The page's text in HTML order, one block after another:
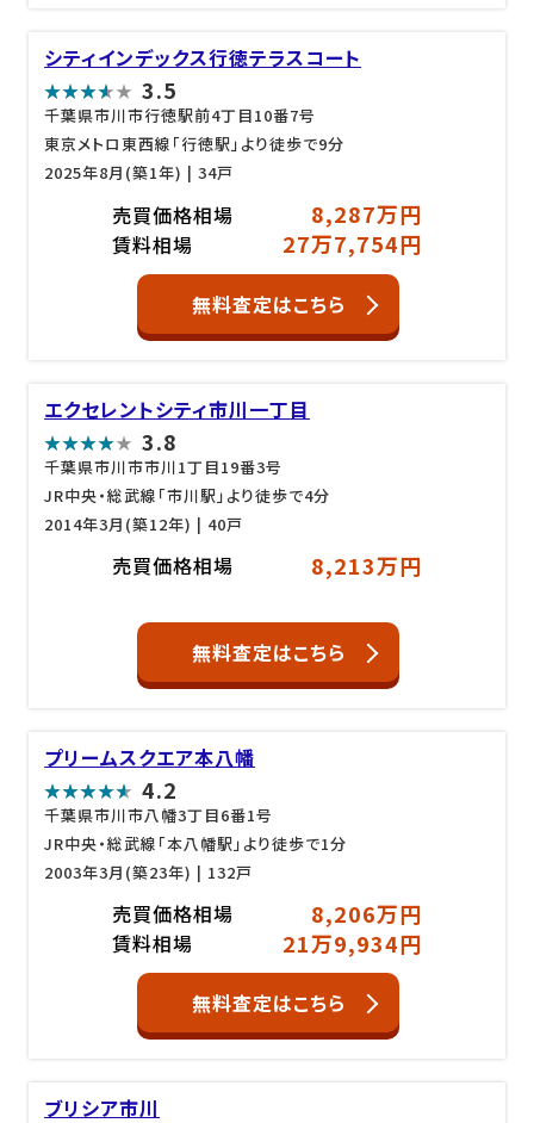
シティインデックス行徳テラスコート
3.5
千葉県市川市行徳駅前4丁目10番7号
東京メトロ東西線「行徳駅」より徒歩で9分
2025年8月(築1年) | 34戸
売買価格相場 8,287万円
賃料相場 27万7,754円
無料査定はこちら
エクセレントシティ市川一丁目
3.8
千葉県市川市市川1丁目19番3号
JR中央・総武線「市川駅」より徒歩で4分
2014年3月(築12年) | 40戸
売買価格相場 8,213万円
無料査定はこちら
プリームスクエア本八幡
4.2
千葉県市川市八幡3丁目6番1号
JR中央・総武線「本八幡駅」より徒歩で1分
2003年3月(築23年) | 132戸
売買価格相場 8,206万円
賃料相場 21万9,934円
無料査定はこちら
ブリシア市川